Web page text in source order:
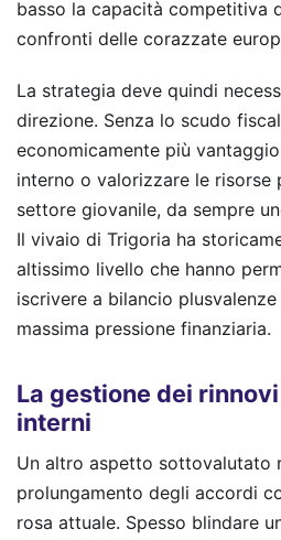
basso la capacità competitiva
confronti delle corazzate
La strategia deve quindi
direzione. Senza lo scudo
economicamente più
interno o valorizzare le risorse
settore giovanile, da sempre
Il vivaio di Trigoria ha
altissimo livello che hanno
iscrivere a bilancio
massima pressione finanziaria.
La gestione dei
interni
Un altro aspetto sottovalutato
prolungamento degli accordi
rosa attuale. Spesso blindare